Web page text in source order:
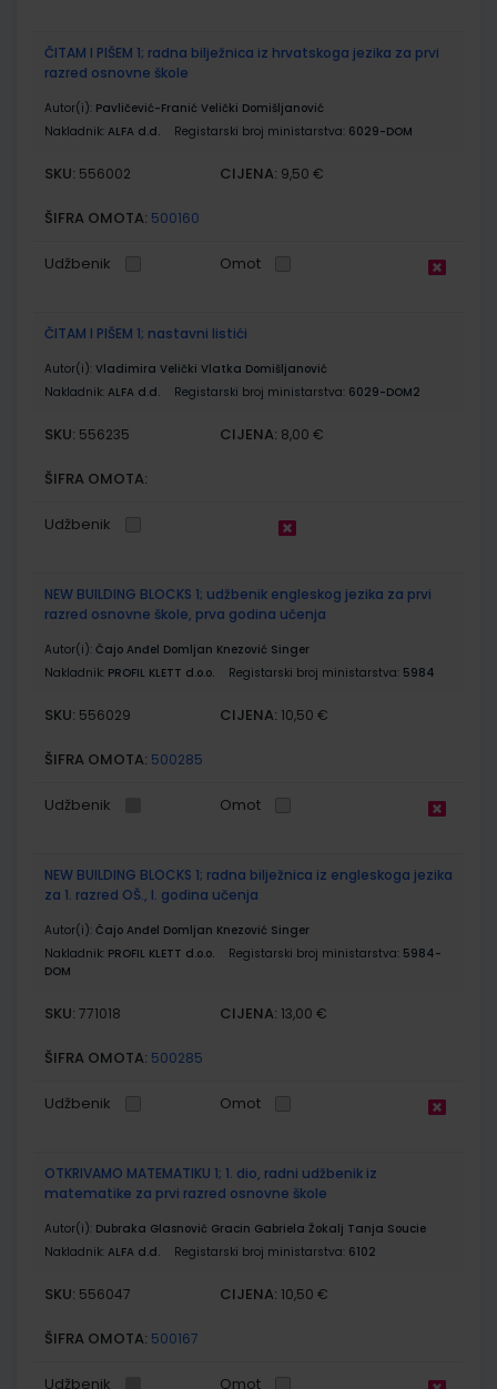
ČITAM I PIŠEM 1; radna bilježnica iz hrvatskoga jezika za prvi
razred osnovne škole
Autor(i): Pavličević-Franić Velički Domišljanović
Nakladnik: ALFA d.d. Registarski broj ministarstva: 6029-DOM
SKU: 556002 CIJENA: 9,50 €
ŠIFRA OMOTA: 500160
Udžbenik Omot
ČITAM I PIŠEM 1; nastavni listići
Autor(i): Vladimira Velički Vlatka Domišljanović
Nakladnik: ALFA d.d. Registarski broj ministarstva: 6029-DOM2
SKU: 556235 CIJENA: 8,00 €
ŠIFRA OMOTA:
Udžbenik
NEW BUILDING BLOCKS 1; udžbenik engleskog jezika za prvi
razred osnovne škole, prva godina učenja
Autor(i): Čajo Anđel Domljan Knezović Singer
Nakladnik: PROFIL KLETT d.o.o. Registarski broj ministarstva: 5984
SKU: 556029 CIJENA: 10,50 €
ŠIFRA OMOTA: 500285
Udžbenik Omot
NEW BUILDING BLOCKS 1; radna bilježnica iz engleskoga jezika
za 1. razred OŠ., I. godina učenja
Autor(i): Čajo Anđel Domljan Knezović Singer
Nakladnik: PROFIL KLETT d.o.o. Registarski broj ministarstva: 5984-
DOM
SKU: 771018 CIJENA: 13,00 €
ŠIFRA OMOTA: 500285
Udžbenik Omot
OTKRIVAMO MATEMATIKU 1; 1. dio, radni udžbenik iz
matematike za prvi razred osnovne škole
Autor(i): Dubraka Glasnović Gracin Gabriela Žokalj Tanja Soucie
Nakladnik: ALFA d.d. Registarski broj ministarstva: 6102
SKU: 556047 CIJENA: 10,50 €
ŠIFRA OMOTA: 500167
Udžbenik Omot